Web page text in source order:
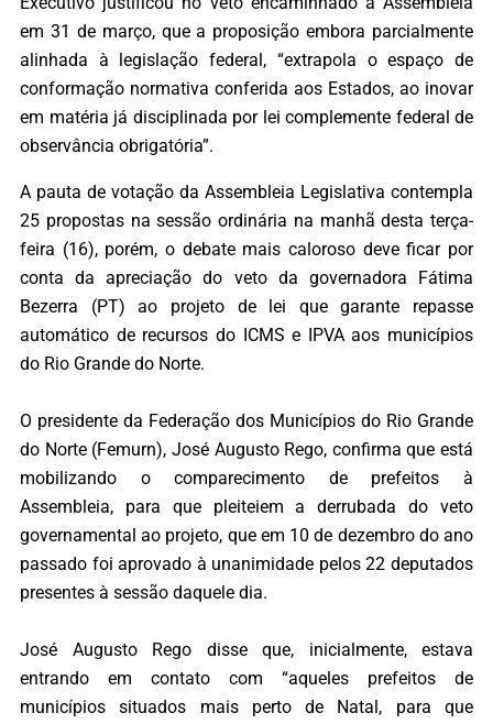
em 31 de março, que a proposição embora parcialmente
alinhada à legislação federal, “extrapola o espaço de
conformação normativa conferida aos Estados, ao inovar
em matéria já disciplinada por lei complemente federal de
observância obrigatória”.
A pauta de votação da Assembleia Legislativa contempla
25 propostas na sessão ordinária na manhã desta terça-
feira (16), porém, o debate mais caloroso deve ficar por
conta da apreciação do veto da governadora Fátima
Bezerra (PT) ao projeto de lei que garante repasse
automático de recursos do ICMS e IPVA aos municípios
do Rio Grande do Norte.
O presidente da Federação dos Municípios do Rio Grande
do Norte (Femurn), José Augusto Rego, confirma que está
mobilizando o comparecimento de prefeitos à
Assembleia, para que pleiteiem a derrubada do veto
governamental ao projeto, que em 10 de dezembro do ano
passado foi aprovado à unanimidade pelos 22 deputados
presentes à sessão daquele dia.
José Augusto Rego disse que, inicialmente, estava
entrando em contato com “aqueles prefeitos de
municípios situados mais perto de Natal, para que